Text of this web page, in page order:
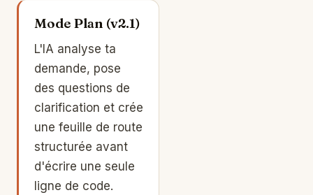
Mode Plan (v2.1)
L'IA analyse ta
demande, pose
des questions de
clarification et crée
une feuille de route
structurée avant
d'écrire une seule
ligne de code.